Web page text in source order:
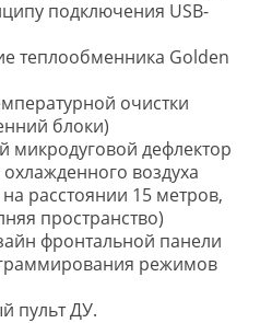
подключения USB-
теплообменника Golden
очистки
блоки)
микродуговой дефлектор
воздуха
расстоянии 15 метров,
пространство)
фронтальной панели
режимов
пульт ДУ.